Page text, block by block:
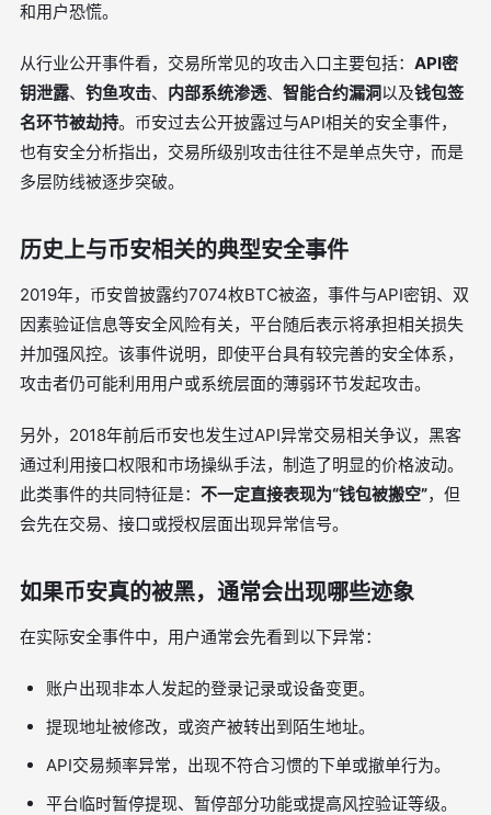
和用户恐慌。
从行业公开事件看，交易所常见的攻击入口主要包括： API密
钥泄露、 钓鱼攻击、 内部系统渗透、 智能合约漏洞以及钱包签
名环节被劫持。币安过去公开披露过与API相关的安全事件，
也有安全分析指出，交易所级别攻击往往不是单点失守，而是
多层防线被逐步突破。
历史上与币安相关的典型安全事件
2019年，币安曾披露约7074枚BTC被盗，事件与API密钥、双
因素验证信息等安全风险有关，平台随后表示将承担相关损失
并加强风控。该事件说明，即使平台具有较完善的安全体系，
攻击者仍可能利用用户或系统层面的薄弱环节发起攻击。
另外，2018年前后币安也发生过API异常交易相关争议，黑客
通过利用接口权限和市场操纵手法，制造了明显的价格波动。
此类事件的共同特征是： 不一定直接表现为“钱包被搬空”，但
会先在交易、接口或授权层面出现异常信号。
如果币安真的被黑，通常会出现哪些迹象
在实际安全事件中，用户通常会先看到以下异常：
账户出现非本人发起的登录记录或设备变更。
提现地址被修改，或资产被转出到陌生地址。
API交易频率异常，出现不符合习惯的下单或撤单行为。
平台临时暂停提现、暂停部分功能或提高风控验证等级。